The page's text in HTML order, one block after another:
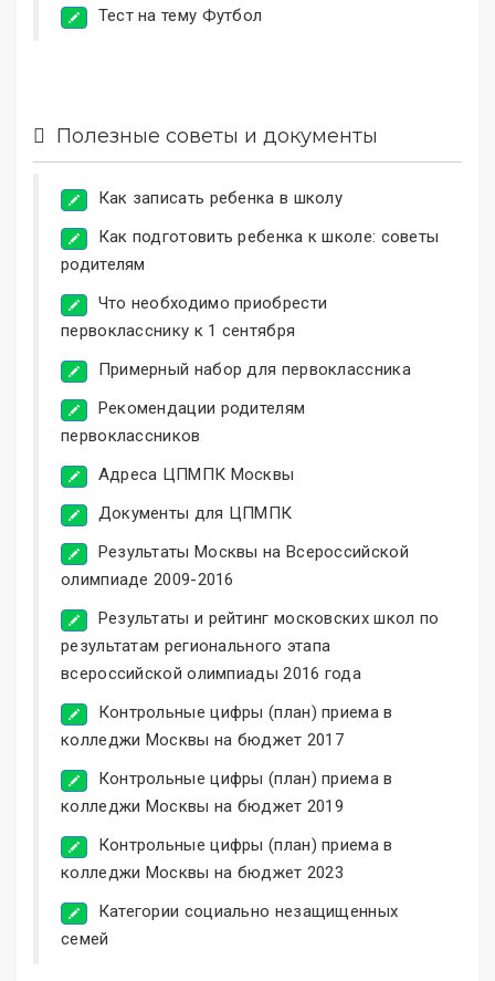
Тест на тему Футбол
Полезные советы и документы
Как записать ребенка в школу
Как подготовить ребенка к школе: советы
родителям
Что необходимо приобрести
первокласснику к 1 сентября
Примерный набор для первоклассника
Рекомендации родителям
первоклассников
Адреса ЦПМПК Москвы
Документы для ЦПМПК
Результаты Москвы на Всероссийской
олимпиаде 2009-2016
Результаты и рейтинг московских школ по
результатам регионального этапа
всероссийской олимпиады 2016 года
Контрольные цифры (план) приема в
колледжи Москвы на бюджет 2017
Контрольные цифры (план) приема в
колледжи Москвы на бюджет 2019
Контрольные цифры (план) приема в
колледжи Москвы на бюджет 2023
Категории социально незащищенных
семей